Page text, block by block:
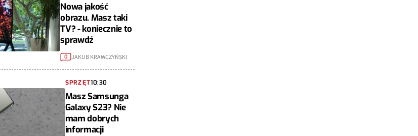
Nowa jakość
obrazu. Masz taki
TV? - koniecznie to
sprawdź
0 JAKUB KRAWCZYŃSKI
SPRZĘT10:30
Masz Samsunga
Galaxy S23? Nie
mam dobrych
informacji